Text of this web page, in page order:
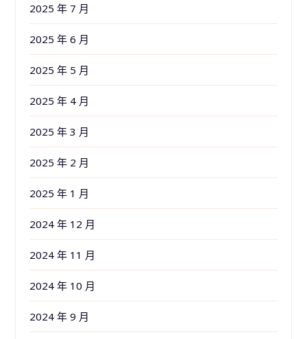
2025 年 7 月
2025 年 6 月
2025 年 5 月
2025 年 4 月
2025 年 3 月
2025 年 2 月
2025 年 1 月
2024 年 12 月
2024 年 11 月
2024 年 10 月
2024 年 9 月